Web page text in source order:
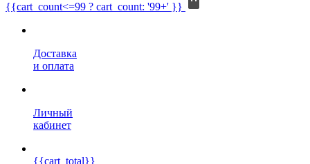
{{cart_count<=99 ? cart_count: '99+' }}
Доставка
и оплата
Личный
кабинет
{{cart_total}}